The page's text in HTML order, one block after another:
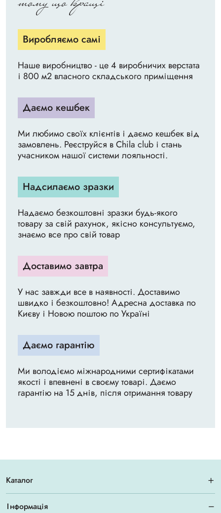
Виробляємо самі
Наше виробництво - це 4 виробничих верстата
і 800 м2 власного складського приміщення
Даємо кешбек
Ми любимо своїх клієнтів і даємо кешбек від
замовлень. Реєструйся в Chila club і стань
учасником нашої системи лояльності.
Надсилаємо зразки
Надаємо безкоштовні зразки будь-якого
товару за свій рахунок, якісно консультуємо,
знаємо все про свій товар
Доставимо завтра
У нас завжди все в наявності. Доставимо
швидко і безкоштовно! Адресна доставка по
Києву і Новою поштою по Україні
Даємо гарантію
Ми володіємо міжнародними сертифікатами
якості і впевнені в своєму товарі. Даємо
гарантію на 15 днів, після отримання товару
Каталог
Інформація